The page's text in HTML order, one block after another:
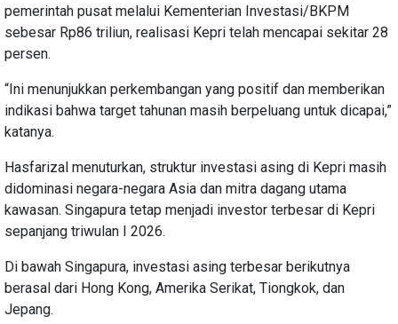
pemerintah pusat melalui Kementerian Investasi/BKPM
sebesar Rp86 triliun, realisasi Kepri telah mencapai sekitar 28
persen.
“Ini menunjukkan perkembangan yang positif dan memberikan
indikasi bahwa target tahunan masih berpeluang untuk dicapai,”
katanya.
Hasfarizal menuturkan, struktur investasi asing di Kepri masih
didominasi negara-negara Asia dan mitra dagang utama
kawasan. Singapura tetap menjadi investor terbesar di Kepri
sepanjang triwulan I 2026.
Di bawah Singapura, investasi asing terbesar berikutnya
berasal dari Hong Kong, Amerika Serikat, Tiongkok, dan
Jepang.